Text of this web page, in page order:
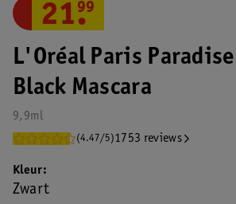
L'Oréal Paris
Black Mascara
9,9ml
(4.47/5)1753 reviews
21.
99
Kleur
Zwart